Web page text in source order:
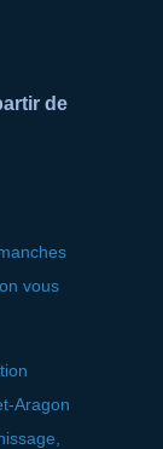
de
vous
Aragon